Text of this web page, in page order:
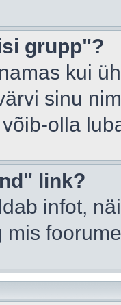
grupp"?
kui
sinu
olla
link?
infot,
mis